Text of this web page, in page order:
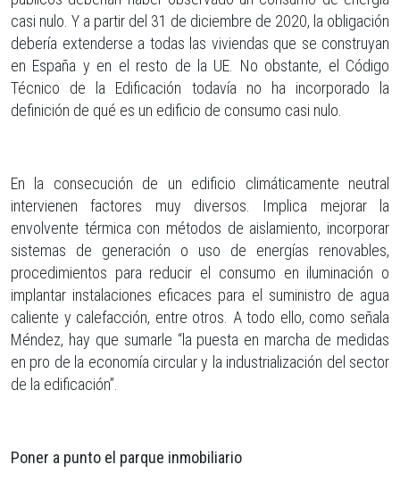
casi nulo. Y a partir del 31 de diciembre de 2020, la obligación
debería extenderse a todas las viviendas que se construyan
en España y en el resto de la UE. No obstante, el Código
Técnico de la Edificación todavía no ha incorporado la
definición de qué es un edificio de consumo casi nulo.
En la consecución de un edificio climáticamente neutral
intervienen factores muy diversos. Implica mejorar la
envolvente térmica con métodos de aislamiento, incorporar
sistemas de generación o uso de energías renovables,
procedimientos para reducir el consumo en iluminación o
implantar instalaciones eficaces para el suministro de agua
caliente y calefacción, entre otros. A todo ello, como señala
Méndez, hay que sumarle “la puesta en marcha de medidas
en pro de la economía circular y la industrialización del sector
de la edificación”.
Poner a punto el parque inmobiliario